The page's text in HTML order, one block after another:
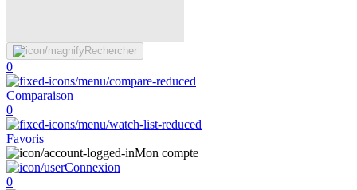
Rechercher
0
Comparaison
0
Favoris
Mon compte
Connexion
0